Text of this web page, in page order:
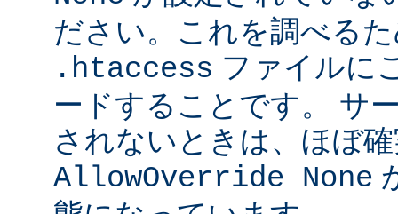
ださい。これを調べる
.htaccess ファイルに
ードすることです。 サ
されないときは、ほぼ
AllowOverride None